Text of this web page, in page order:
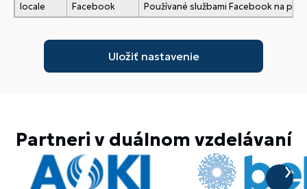
locale
Facebook Používané službami Facebook na
Partneri v duálnom vzdelávaní